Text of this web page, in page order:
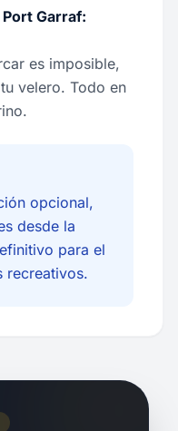
Garraf:
es imposible,
velero. Todo en
opcional,
desde la
para el
recreativos.